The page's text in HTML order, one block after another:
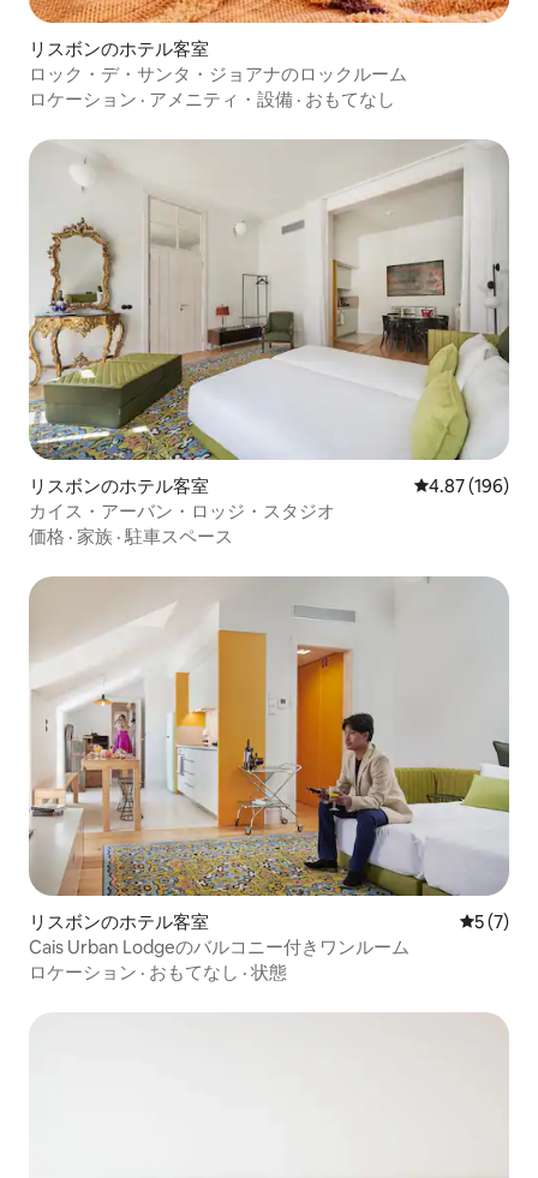
リスボンのホテル客室
ロック・デ・サンタ・ジョアナのロックルーム
ロケーション · アメニティ・設備 · おもてなし
リスボンのホテル客室 レビュー196
4.87 (196)
カイス・アーバン・ロッジ・スタジオ
価格 · 家族 · 駐車スペース
リスボンのホテル客室 レビュー
5 (7)
Cais Urban Lodgeのバルコニー付きワンルーム
ロケーション · おもてなし · 状態